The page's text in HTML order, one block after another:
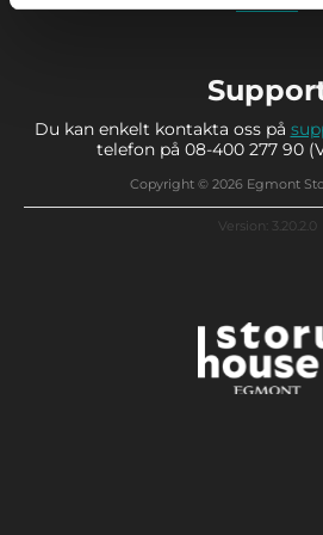
Du kan enkelt kontakta oss på
telefon på 08-400 277 90
Copyright © 2026 Egmont
Version: 3.20.2.0